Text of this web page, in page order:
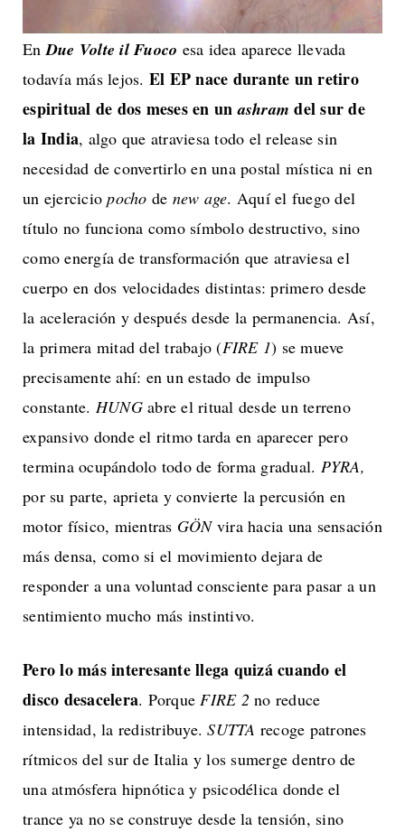
EnDue Volte il Fuoco esa idea aparece llevada
todavía más lejos. El EP nace durante un retiro
espiritual de dos meses en unashram del sur de
la India, algo que atraviesa todo el release sin
necesidad de convertirlo en una postal mística ni en
un ejerciciopocho de new age. Aquí el fuego del
título no funciona como símbolo destructivo, sino
como energía de transformación que atraviesa el
cuerpo en dos velocidades distintas: primero desde
la aceleración y después desde la permanencia. Así,
la primera mitad del trabajo (FIRE 1) se mueve
precisamente ahí: en un estado de impulso
constante. HUNGabre el ritual desde un terreno
expansivo donde el ritmo tarda en aparecer pero
termina ocupándolo todo de forma gradual. PYRA,
por su parte, aprieta y convierte la percusión en
motor físico, mientras GÖNvira hacia una sensación
más densa, como si el movimiento dejara de
responder a una voluntad consciente para pasar a un
sentimiento mucho más instintivo.
Pero lo más interesante llega quizá cuando el
disco desacelera. PorqueFIRE 2 no reduce
intensidad, la redistribuye.SUTTA recoge patrones
rítmicos del sur de Italia y los sumerge dentro de
una atmósfera hipnótica y psicodélica donde el
trance ya no se construye desde la tensión, sino